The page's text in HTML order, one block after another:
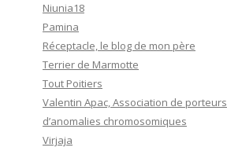
Niunia18
Pamina
Réceptacle, le blog de mon père
Terrier de Marmotte
Tout Poitiers
Valentin Apac, Association de porteurs
d’anomalies chromosomiques
Virjaja